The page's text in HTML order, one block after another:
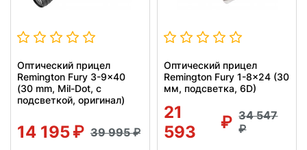
Оптический прицел
Remington Fury 3-9x40
(30 mm, Mil-Dot, с
подсветкой, оригинал)
14 195 39 995
Оптический прицел
Remington Fury 1-8x24 (30
мм, подсветка, 6D)
21
593
34 547